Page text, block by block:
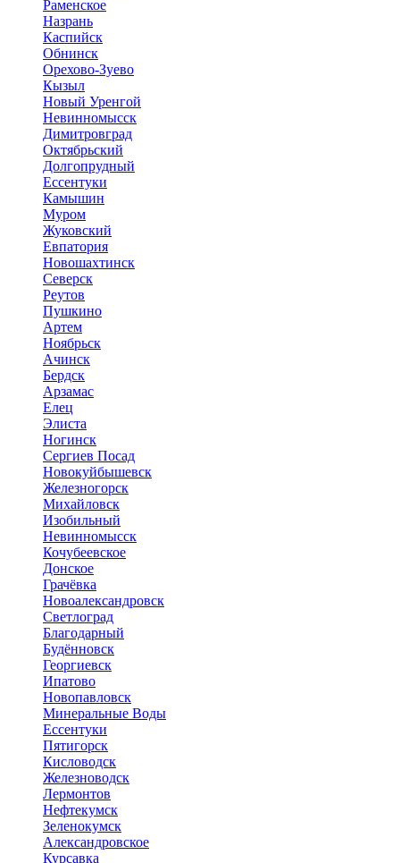
Раменское
Назрань
Каспийск
Обнинск
Орехово-Зуево
Кызыл
Новый Уренгой
Невинномысск
Димитровград
Октябрьский
Долгопрудный
Ессентуки
Камышин
Муром
Жуковский
Евпатория
Новошахтинск
Северск
Реутов
Пушкино
Артем
Ноябрьск
Ачинск
Бердск
Арзамас
Елец
Элиста
Ногинск
Сергиев Посад
Новокуйбышевск
Железногорск
Михайловск
Изобильный
Невинномысск
Кочубеевское
Донское
Грачёвка
Новоалександровск
Светлоград
Благодарный
Будённовск
Георгиевск
Ипатово
Новопавловск
Минеральные Воды
Ессентуки
Пятигорск
Кисловодск
Железноводск
Лермонтов
Нефтекумск
Зеленокумск
Александровское
Курсавка